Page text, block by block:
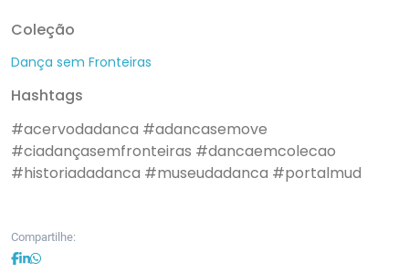
Coleção
Dança sem Fronteiras
Hashtags
#acervodadanca #adancasemove
#ciadançasemfronteiras #dancaemcolecao
#historiadadanca #museudadanca #portalmud
Compartilhe: